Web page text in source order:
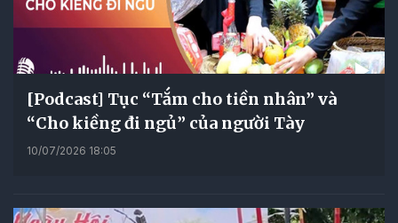
[Podcast] Tục “Tắm cho tiền nhân” và
“Cho kiềng đi ngủ” của người Tày
10/07/2026 18:05